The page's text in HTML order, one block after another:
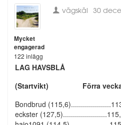
Mycket
engagerad
122 inlägg
vägskäl 30
LAG HAVSBLÅ
(Startvikt) Förra
Bondbrud
eckster